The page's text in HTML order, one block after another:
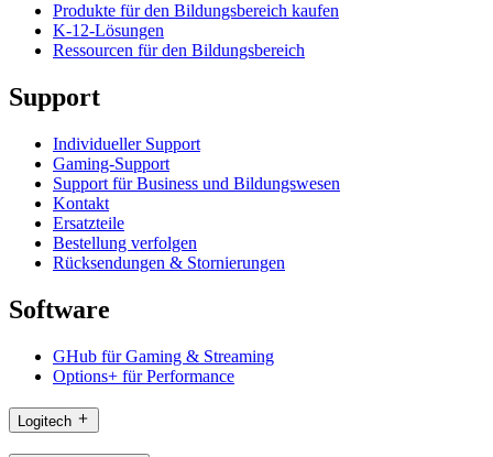
Produkte für den Bildungsbereich kaufen
K-12-Lösungen
Ressourcen für den Bildungsbereich
Support
Individueller Support
Gaming-Support
Support für Business und Bildungswesen
Kontakt
Ersatzteile
Bestellung verfolgen
Rücksendungen & Stornierungen
Software
GHub für Gaming & Streaming
Options+ für Performance
Logitech